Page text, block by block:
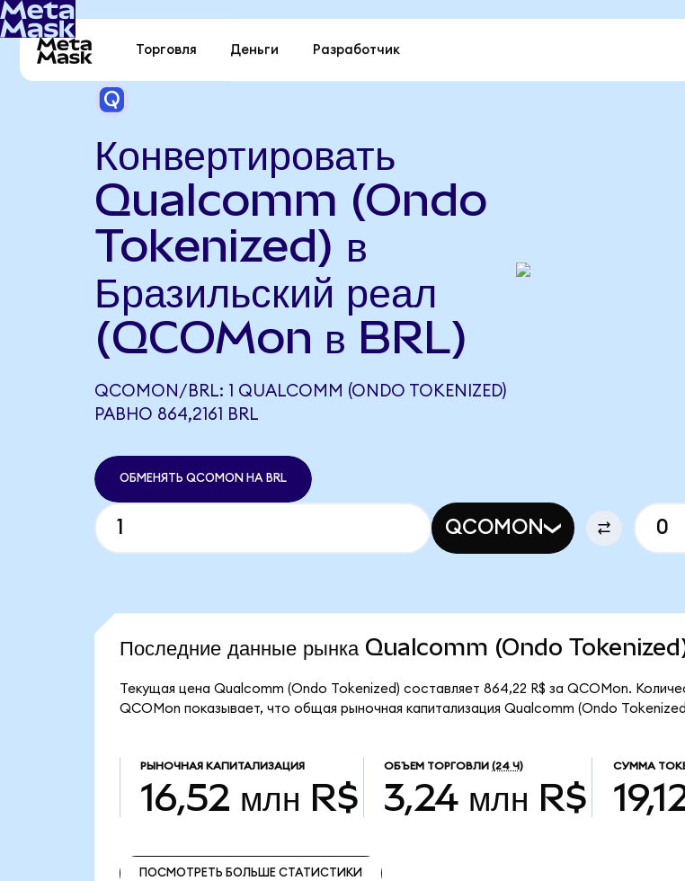
Торговля Деньги Разработчик
Конвертировать
Qualcomm (Ondo
Tokenized) в
Бразильский реал
(QCOMon в BRL)
QCOMON/BRL: 1 QUALCOMM (ONDO TOKENIZED)
РАВНО 864,2161 BRL
ОБМЕНЯТЬ QCOMON НА BRL
QCOMON
Последние данные рынка Qualcomm (Ondo
Текущая цена Qualcomm (Ondo Tokenized) составляет 864,22 R$ за QCOMon.
QCOMon показывает, что общая рыночная капитализация Qualcomm (Ondo
РЫНОЧНАЯ КАПИТАЛИЗАЦИЯ
16,52 млн R$
ОБЪЕМ ТОРГОВЛИ (24 Ч)
3,24 млн R$
СУММА
ПОСМОТРЕТЬ БОЛЬШЕ СТАТИСТИКИ